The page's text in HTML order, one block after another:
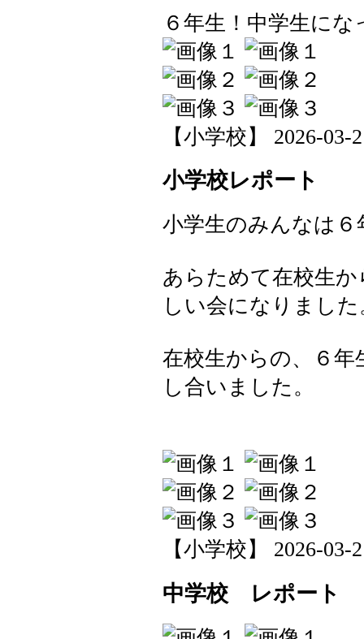
６年生！中学生に
【小学校】 2026-03-
小学校レポート
小学生のみんなは
あらためて在校生
しい会になりました
在校生からの、６
し合いました。
【小学校】 2026-03-
中学校 レポート